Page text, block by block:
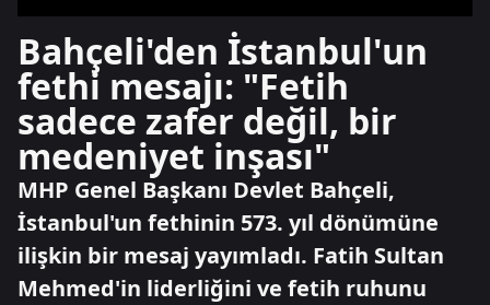
Bahçeli'den İstanbul'un
fethi mesajı: "Fetih
sadece zafer değil, bir
medeniyet inşası"
MHP Genel Başkanı Devlet Bahçeli,
İstanbul'un fethinin 573. yıl dönümüne
ilişkin bir mesaj yayımladı. Fatih Sultan
Mehmed'in liderliğini ve fetih ruhunu